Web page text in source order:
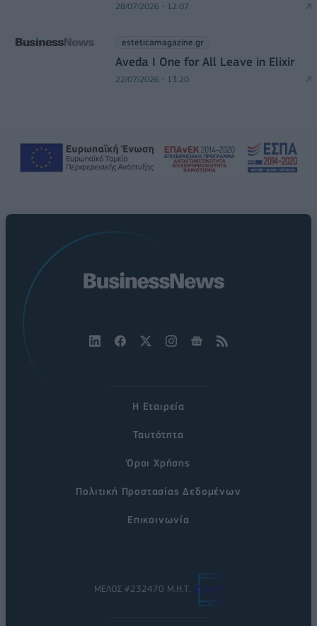
28/07/2026 - 12:07
esteticamagazine.gr
Aveda I One for All Leave in Elixir
22/07/2026 - 13:20
Η Εταιρεία
Ταυτότητα
Όροι Χρήσης
Πολιτική Προστασίας Δεδομένων
Επικοινωνία
ΜΕΛΟΣ #232470 Μ.Η.Τ.